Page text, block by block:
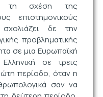
τη σχέση της
επιστημονικούς
δε την
προβληματικής
σε μια Ευρωπαϊκή
σε τρεις
περίοδο, όταν η
σαν να